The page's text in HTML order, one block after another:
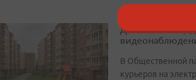
Детские
В Общественной
курьеров на